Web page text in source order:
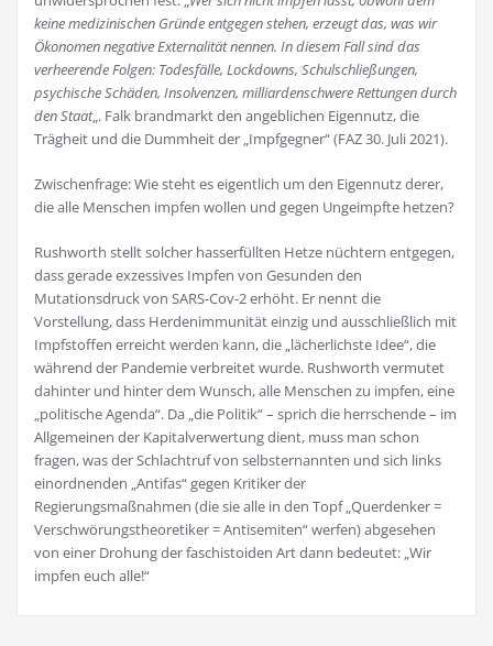
keine medizinischen Gründe entgegen stehen, erzeugt das, was wir
Ökonomen negative Externalität nennen. In diesem Fall sind das
verheerende Folgen: Todesfälle, Lockdowns, Schulschließungen,
psychische Schäden, Insolvenzen, milliardenschwere Rettungen durch
den Staat„. Falk brandmarkt den angeblichen Eigennutz, die
Trägheit und die Dummheit der „Impfgegner“ (FAZ 30. Juli 2021).
Zwischenfrage: Wie steht es eigentlich um den Eigennutz derer,
die alle Menschen impfen wollen und gegen Ungeimpfte hetzen?
Rushworth stellt solcher hasserfüllten Hetze nüchtern entgegen,
dass gerade exzessives Impfen von Gesunden den
Mutationsdruck von SARS-Cov-2 erhöht. Er nennt die
Vorstellung, dass Herdenimmunität einzig und ausschließlich mit
Impfstoffen erreicht werden kann, die „lächerlichste Idee“, die
während der Pandemie verbreitet wurde. Rushworth vermutet
dahinter und hinter dem Wunsch, alle Menschen zu impfen, eine
„politische Agenda“. Da „die Politik“ – sprich die herrschende – im
Allgemeinen der Kapitalverwertung dient, muss man schon
fragen, was der Schlachtruf von selbsternannten und sich links
einordnenden „Antifas“ gegen Kritiker der
Regierungsmaßnahmen (die sie alle in den Topf „Querdenker =
Verschwörungstheoretiker = Antisemiten“ werfen) abgesehen
von einer Drohung der faschistoiden Art dann bedeutet: „Wir
impfen euch alle!“